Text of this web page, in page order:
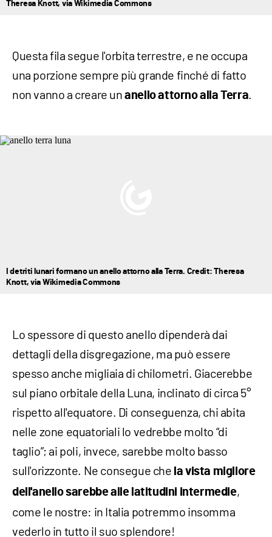
Theresa Knott, via Wikimedia Commons
Questa fila segue l'orbita terrestre, e ne occupa
una porzione sempre più grande finché di fatto
non vanno a creare unanello attorno alla Terra.
I detriti lunari formano un anello attorno alla Terra. Credit: Theresa
Knott, via Wikimedia Commons
Lo spessore di questo anello dipenderà dai
dettagli della disgregazione, ma può essere
spesso anche migliaia di chilometri. Giacerebbe
sul piano orbitale della Luna, inclinato di circa 5°
rispetto all'equatore. Di conseguenza, chi abita
nelle zone equatoriali lo vedrebbe molto “di
taglio”; ai poli, invece, sarebbe molto basso
sull'orizzonte. Ne consegue che la vista migliore
dell'anello sarebbe alle latitudini intermedie,
come le nostre: in Italia potremmo insomma
vederlo in tutto il suo splendore!